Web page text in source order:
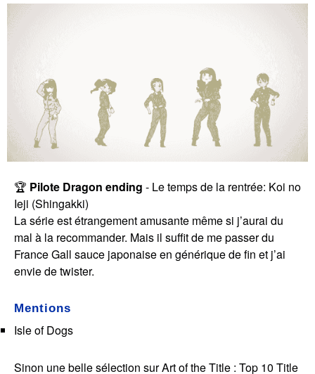
🏆 Pilote Dragon ending - Le temps de la rentrée: Koi no
Ieji (Shingakki)
La série est étrangement amusante même si j’aurai du
mal à la recommander. Mais il suffit de me passer du
France Gall sauce japonaise en générique de fin et j’ai
envie de twister.
Mentions
Isle of Dogs
Sinon une belle sélection sur Art of the Title : Top 10 Title